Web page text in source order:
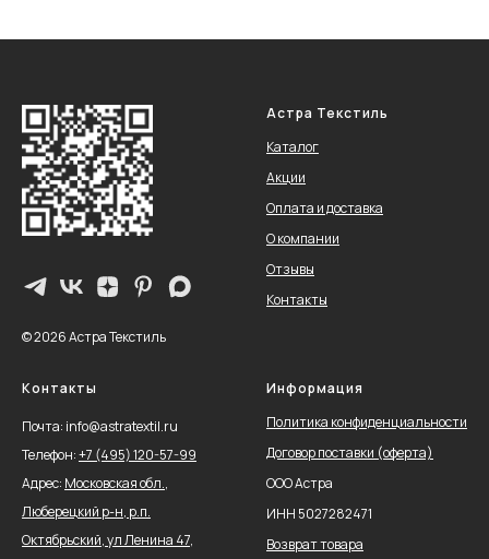
© 2026 Астра Текстиль
Астра Текстиль
Каталог
Акции
Оплата и доставка
О компании
Отзывы
Контакты
Контакты
Почта: info@astratextil.ru
Телефон:+7 (495) 120-57-99
Адрес: Московская обл.,
Люберецкий р-н, р.п.
Октябрьский, ул Ленина 47,
Информация
Политика конфиденциальности
Договор поставки (оферта)
ООО Астра
ИНН 5027282471
Возврат товара